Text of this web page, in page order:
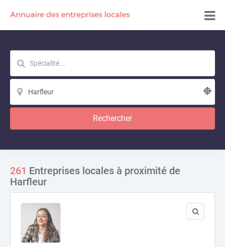
Rechercher
261 Entreprises locales à proximité de
Harfleur